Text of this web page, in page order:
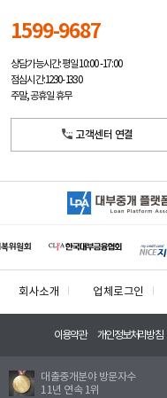
1599-9687
상담가능시간: 평일10:00 -17:00
점심시간: 12:30 - 13:30
주말, 공휴일 휴무
고객센터 연결
회사소개 업체로그인
이용약관 개인정보처리방침
대출중개분야 방문자수
11년 연속 1위